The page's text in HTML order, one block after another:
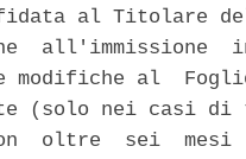
al Titolare
all'immissione
modifiche al
(solo nei casi di
oltre  sei  mesi